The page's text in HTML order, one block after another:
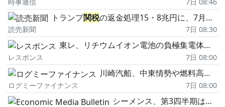
トランプ関税の返金処理15・8兆円に、7月末時点…米連邦最高裁が違法と判断の「相互
読売新聞 7日 08:30
東レ、リチウムイオン電池の負極集電体用フィルムを世界初開発…今週のビジネス記事まとめ
レスポンス 7日 08:00
川崎汽船、中東情勢や燃料高騰の影響継続も通期予想経常利益1,350億円へ上方修正
ログミーファイナンス 7日 08:00
シーメンス、第3四半期は過去最高の受注額